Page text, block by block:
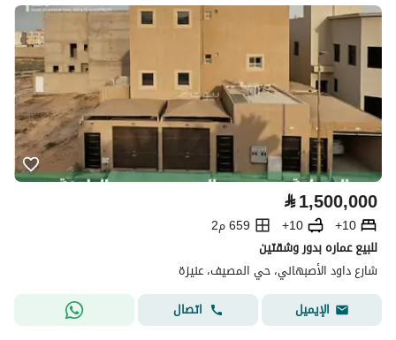
⃁1,500,000
10+
10+
659 م2
للبيع عماره بدور وشقتين
شارع داود الأصبهاني، حي المصيف، عنيزة
الإيميل
اتصال